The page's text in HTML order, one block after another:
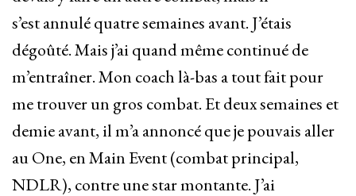
s’est annulé quatre semaines avant. J’étais
dégoûté. Mais j’ai quand même continué de
m’entraîner. Mon coach là-bas a tout fait pour
me trouver un gros combat. Et deux semaines et
demie avant, il m’a annoncé que je pouvais aller
au One, en Main Event (combat principal,
NDLR), contre une star montante. J’ai